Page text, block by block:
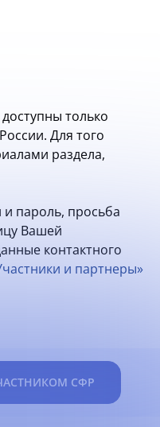
только
Для того
раздела,
пароль, просьба
Вашей
контактного
и партнеры»
СФР